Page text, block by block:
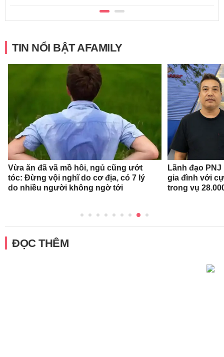
TIN NỔI BẬT AFAMILY
Vừa ăn đã vã mồ hôi, ngủ cũng ướt
tóc: Đừng vội nghĩ do cơ địa, có 7 lý
do nhiều người không ngờ tới
Lãnh đạo
gia đình với
trong vụ
ĐỌC THÊM